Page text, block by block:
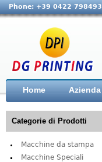
Phone: +39 0422 798493
Home Azienda
Categorie di Prodotti
Macchine da stampa
Macchine Speciali